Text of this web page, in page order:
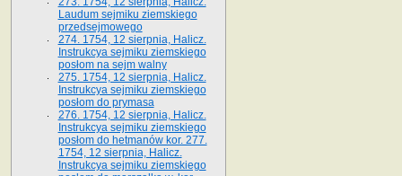
Laudum sejmiku ziemskiego
przedsejmowego
274. 1754, 12 sierpnia, Halicz.
Instrukcya sejmiku ziemskiego
posłom na sejm walny
275. 1754, 12 sierpnia, Halicz.
Instrukcya sejmiku ziemskiego
posłom do prymasa
276. 1754, 12 sierpnia, Halicz.
Instrukcya sejmiku ziemskiego
posłom do hetmanów kor. 277.
1754, 12 sierpnia, Halicz.
Instrukcya sejmiku ziemskiego